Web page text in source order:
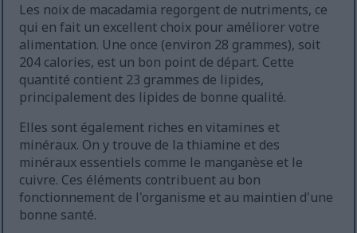
Les noix de macadamia regorgent de nutriments, ce
qui en fait un excellent choix pour améliorer votre
alimentation. Une once (environ 28 grammes), soit
204 calories, est un bon point de départ. Cette
quantité contient 23 grammes de lipides,
principalement des lipides de bonne qualité.
Elles sont également riches en vitamines et
minéraux. On y trouve de la thiamine et des
minéraux essentiels comme le manganèse et le
cuivre. Ces éléments contribuent au bon
fonctionnement de l'organisme et au maintien d'une
bonne santé.